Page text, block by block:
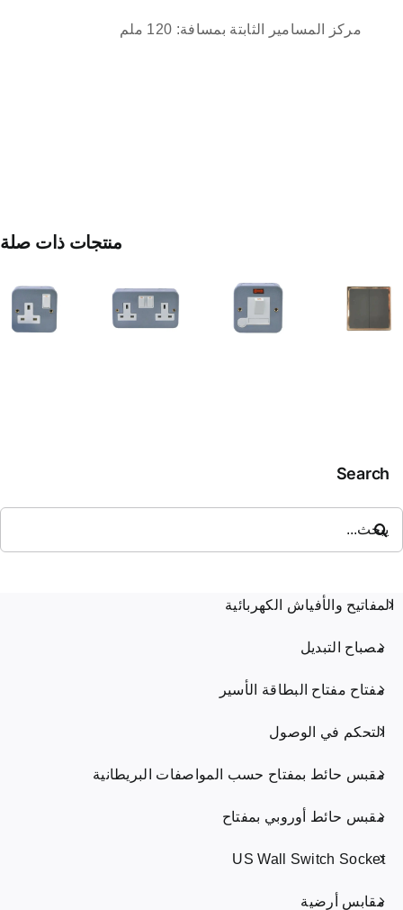
مركز المسامير الثابتة بمسافة: 120 ملم
منتجات ذات صلة
مفتاح
المعدني
المغلق
مزدوج
Search
عن:
المفاتيح والأفياش الكهربائية
مصباح التبديل
مفتاح مفتاح البطاقة الأسير
التحكم في الوصول
مقبس حائط بمفتاح حسب المواصفات البريطانية
مقبس حائط أوروبي بمفتاح
US Wall Switch Socket
مقابس أرضية